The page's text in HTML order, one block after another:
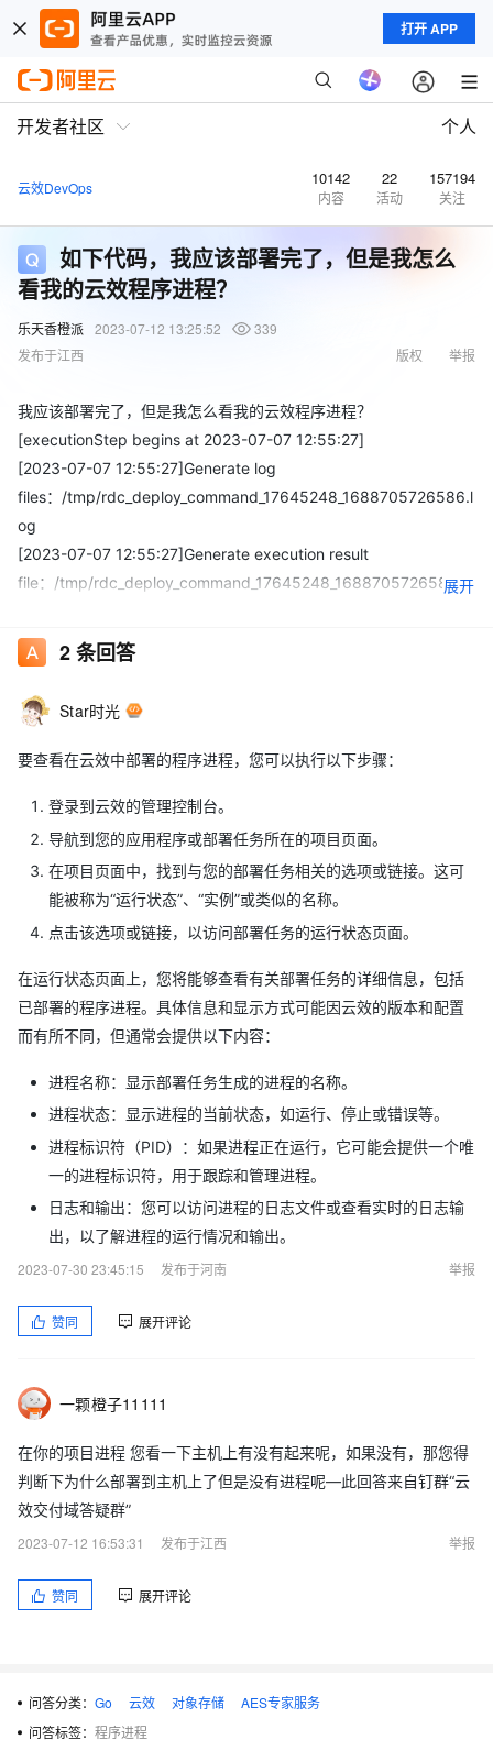
打开 APP
开发者社区 个人
云效DevOps 10142
内容
22
活动
157194
关注
如下代码，我应该部署完了，但是我怎么
看我的云效程序进程？
乐天香橙派 2023-07-12 13:25:52
339
发布于江西
举报
版权
我应该部署完了，但是我怎么看我的云效程序进程？
[executionStep begins at 2023-07-07 12:55:27]
[2023-07-07 12:55:27]Generate log
files：/tmp/rdc_deploy_command_17645248_1688705726586.l
og
[2023-07-07 12:55:27]Generate execution result
file：/tmp/rdc_deploy_command_17645248_1688705726586_r
[2023-07-07 12:55:27]Generate global variable
file：/tmp/rdc_deploy_command_17645248_1688705726586_g
lobalParams.sh
[2023-07-07 12:55:27]Generate system command
file(/tmp/rdc_deploy_command_17645248_1688705726586_rd
[2023-07-07 12:55:27]Generate user command
file(/tmp/rdc_deploy_command_17645248_1688705726586_us
erCommand.sh):[
]
[2023-07-07 12:55:27]Execution log:[
Start downloading the package
accelerate.aliyuncs.com/e8/e84db29b593ed9c108a6004432
5ee9fcac8bc3cd?
Expires=1688727327&OSSAccessKeyId=LTAIfU51SusnnfCC&Si
gnature=zgEh0QIuLvEfhL3UXhPjoR4Puf0%3D&response-
content-
disposition=attachment%3B%20filename%3D%22Artifacts_246
3236.tgz%22[123007739/123007739] ->
[INFO] 部署包文件大小 123007739
[INFO] 部署文件md5 74fcfbaca5b4566fb535a27a99827b8d
[INFO] download the package success
export 'caches=
["/root/.m2","/root/.gradle/caches","/root/.npm","/root/.yarn"
,"/go/pkg/mod","/root/.cache"]'
caches='["/root/.m2","/root/.gradle/caches","/root/.npm","/r
oot/.yarn","/go/pkg/mod","/root/.cache"]'
export EXECUTOR_NAME=吉骋物流
ENGINE_TASK_SIGN=19_1688705421947
export EXECUTOR_ID=639c1a56da874cca728374ad
展开
2条回答
Star时光
要查看在云效中部署的程序进程，您可以执行以下步骤：
登录到云效的管理控制台。
导航到您的应用程序或部署任务所在的项目页面。
在项目页面中，找到与您的部署任务相关的选项或链接。这可
能被称为“运行状态”、“实例”或类似的名称。
点击该选项或链接，以访问部署任务的运行状态页面。
在运行状态页面上，您将能够查看有关部署任务的详细信息，包括
已部署的程序进程。具体信息和显示方式可能因云效的版本和配置
而有所不同，但通常会提供以下内容：
进程名称：显示部署任务生成的进程的名称。
进程状态：显示进程的当前状态，如运行、停止或错误等。
进程标识符（PID）：如果进程正在运行，它可能会提供一个唯
一的进程标识符，用于跟踪和管理进程。
日志和输出：您可以访问进程的日志文件或查看实时的日志输
出，以了解进程的运行情况和输出。
2023-07-30 23:45:15
发布于河南 举报
赞同 展开评论
一颗橙子11111
在你的项目进程 您看一下主机上有没有起来呢，如果没有，那您得
判断下为什么部署到主机上了但是没有进程呢—此回答来自钉群“云
效交付域答疑群”
2023-07-12 16:53:31
发布于江西 举报
赞同 展开评论
问答分类： Go 云效 对象存储
AES专家服务
问答标签： 程序进程